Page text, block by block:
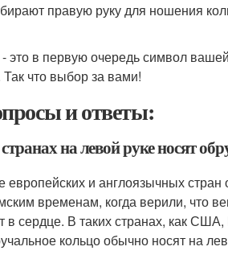
правую руку для ношения
это в первую очередь символ
что выбор за вами!
и ответы:
на левой руке носят
и англоязычных
временам, когда верили, что
в сердце. В таких странах, как
кольцо обычно носят на